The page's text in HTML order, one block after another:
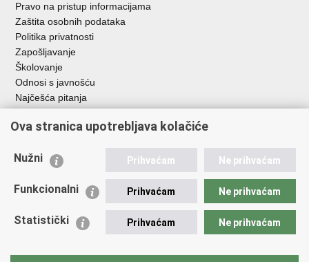
Pravo na pristup informacijama
Zaštita osobnih podataka
Politika privatnosti
Zapošljavanje
Školovanje
Odnosi s javnošću
Najčešća pitanja
Važne poveznice
EMN Nacionalna kontaktna točka za Republiku Hrvatsku
Policijska akademija
Zaklada policijske solidarnosti
Sindikati
Ova stranica upotrebljava kolačiće
Nužni Prihvaćam Ne prihvaćam
Funkcionalni Prihvaćam Ne prihvaćam
Statistički Prihvaćam Ne prihvaćam